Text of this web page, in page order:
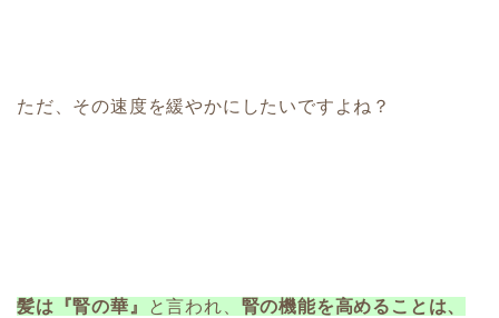
ただ、その速度を緩やかにしたいですよね？
髪は『腎の華』 と言われ、 腎の機能を高めることは、